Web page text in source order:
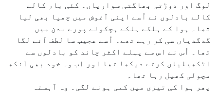
لوگ اور دوڑتی بھاگتی سواریاں۔ کئی بار کالے
کالے بادلوں نے اُسے اپنی آغوش میں چھپا بھی لیا
تھا۔ ہوا کے ہلکے ہلکے ہچکولے پورے بدن میں
گدگدیاں سی کر رہے تھے۔ اُسے عجیب سا لطف آنے لگا
تھا۔ اُس نے اس سے پہلے اکثر چاند کو بادلوں سے
اٹکھیلیاں کرتے دیکھا تھا اور اب وہ خود بھی آنکھ
مچولی کھیل رہا تھا۔
پھر ہوا کی تیزی میں کمی ہونے لگی۔ وہ آہستہ